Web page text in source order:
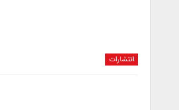
انتشارات